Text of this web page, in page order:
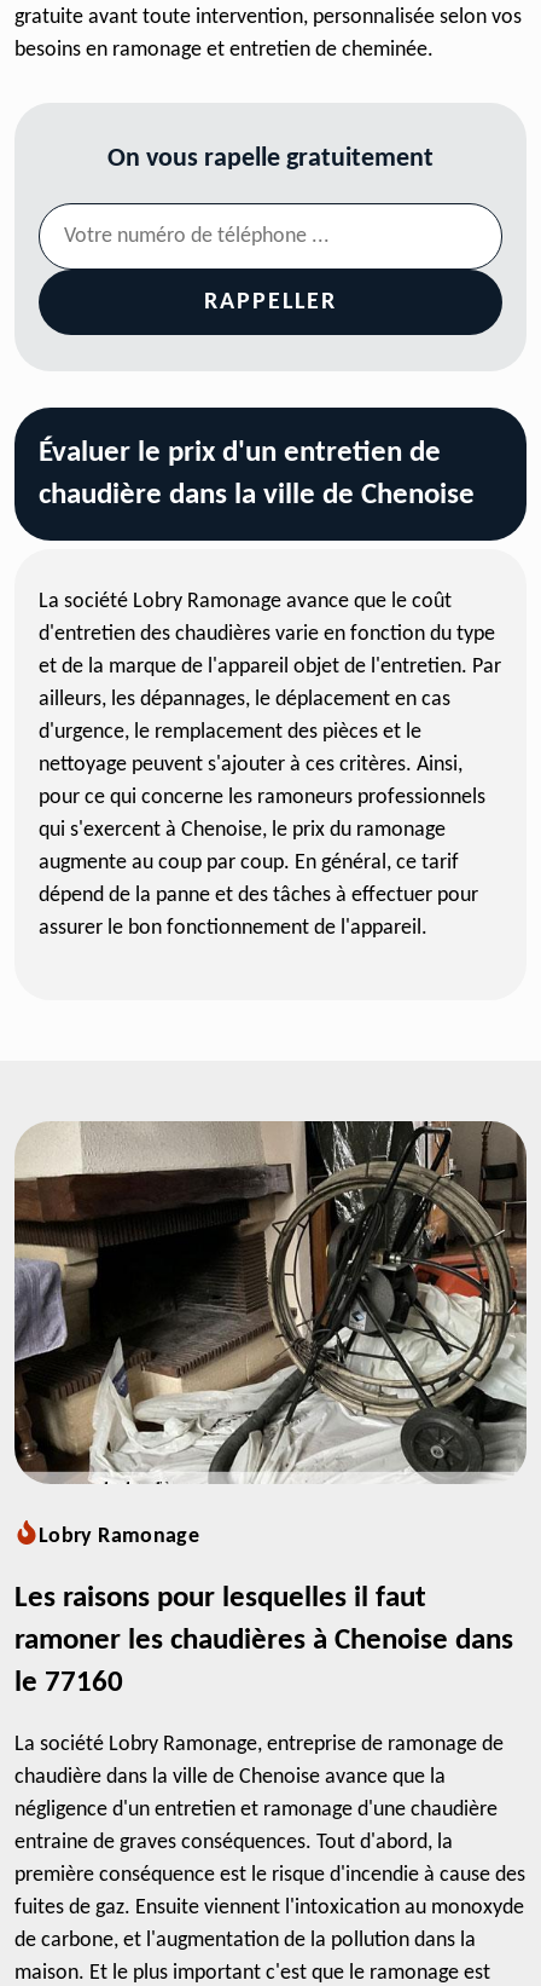
gratuite avant toute intervention, personnalisée selon vos
besoins en ramonage et entretien de cheminée.
On vous rapelle gratuitement
Évaluer le prix d'un entretien de
chaudière dans la ville de Chenoise
La société Lobry Ramonage avance que le coût
d'entretien des chaudières varie en fonction du type
et de la marque de l'appareil objet de l'entretien. Par
ailleurs, les dépannages, le déplacement en cas
d'urgence, le remplacement des pièces et le
nettoyage peuvent s'ajouter à ces critères. Ainsi,
pour ce qui concerne les ramoneurs professionnels
qui s'exercent à Chenoise, le prix du ramonage
augmente au coup par coup. En général, ce tarif
dépend de la panne et des tâches à effectuer pour
assurer le bon fonctionnement de l'appareil.
Lobry Ramonage
Les raisons pour lesquelles il faut
ramoner les chaudières à Chenoise dans
le 77160
La société Lobry Ramonage, entreprise de ramonage de
chaudière dans la ville de Chenoise avance que la
négligence d'un entretien et ramonage d'une chaudière
entraine de graves conséquences. Tout d'abord, la
première conséquence est le risque d'incendie à cause des
fuites de gaz. Ensuite viennent l'intoxication au monoxyde
de carbone, et l'augmentation de la pollution dans la
maison. Et le plus important c'est que le ramonage est